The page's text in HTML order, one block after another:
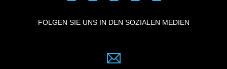
FOLGEN SIE UNS IN DEN SOZIALEN MEDIEN